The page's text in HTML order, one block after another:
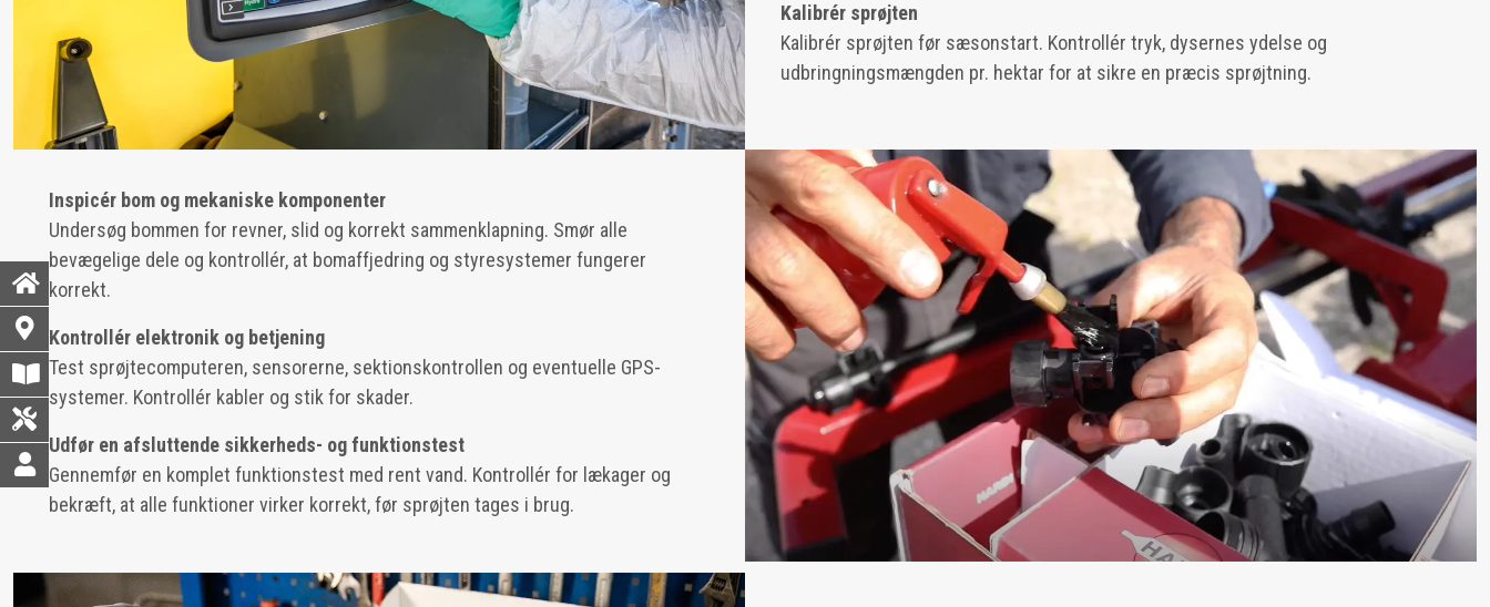
Kalibrér sprøjten
Kalibrér sprøjten før sæsonstart. Kontrollér tryk, dysernes ydelse og
udbringningsmængden pr. hektar for at sikre en præcis sprøjtning.
Inspicér bom og mekaniske komponenter ​​​​
Undersøg bommen for revner, slid og korrekt sammenklapning. Smør alle
bevægelige dele og kontrollér, at bomaffjedring og styresystemer fungerer
korrekt.
Kontrollér elektronik og betjening
Test sprøjtecomputeren, sensorerne, sektionskontrollen og eventuelle GPS-
systemer. Kontrollér kabler og stik for skader.
Udfør en afsluttende sikkerheds- og funktionstest
Gennemfør en komplet funktionstest med rent vand. Kontrollér for lækager og
bekræft, at alle funktioner virker korrekt, før sprøjten tages i brug.